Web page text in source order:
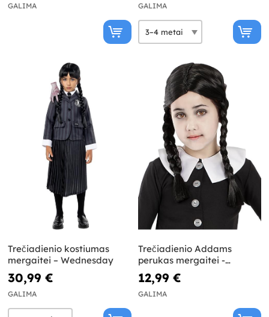
GALIMA GALIMA
Trečiadienio kostiumas
mergaitei – Wednesday
30,99 €
GALIMA
Trečiadienio Addams
perukas mergaitei -
Addams šeima
12,99 €
GALIMA